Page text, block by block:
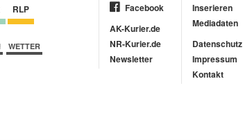
RLP
WETTER
Facebook
AK-Kurier.de
NR-Kurier.de
Newsletter
Inserieren
Mediadaten
Datenschutz
Impressum
Kontakt